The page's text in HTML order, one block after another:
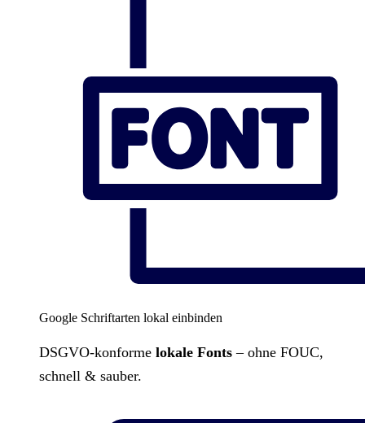
Google Schriftarten lokal einbinden
DSGVO-konforme lokale Fonts – ohne FOUC,
schnell & sauber.